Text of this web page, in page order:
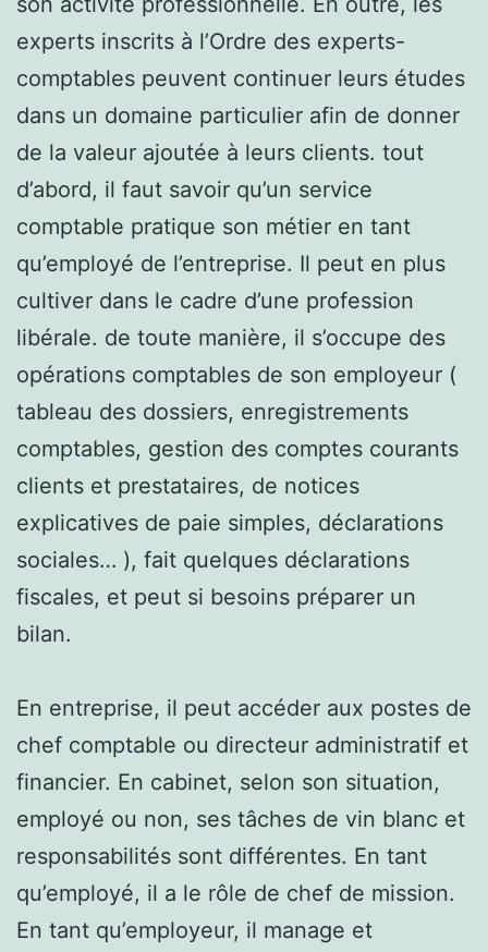
experts inscrits à l’Ordre des experts-
comptables peuvent continuer leurs études
dans un domaine particulier afin de donner
de la valeur ajoutée à leurs clients. tout
d’abord, il faut savoir qu’un service
comptable pratique son métier en tant
qu’employé de l’entreprise. Il peut en plus
cultiver dans le cadre d’une profession
libérale. de toute manière, il s’occupe des
opérations comptables de son employeur (
tableau des dossiers, enregistrements
comptables, gestion des comptes courants
clients et prestataires, de notices
explicatives de paie simples, déclarations
sociales… ), fait quelques déclarations
fiscales, et peut si besoins préparer un
bilan.
En entreprise, il peut accéder aux postes de
chef comptable ou directeur administratif et
financier. En cabinet, selon son situation,
employé ou non, ses tâches de vin blanc et
responsabilités sont différentes. En tant
qu’employé, il a le rôle de chef de mission.
En tant qu’employeur, il manage et